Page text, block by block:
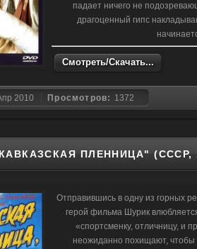
падает ничего не
драгоценный гипс
Смотреть/Скачать...
2010 Просмотров: 1372
ПЛЕННИЦА" (СССР,
Отправившись в одну из горных
герой фильма Шурик
«спортсменку, отличницу, и
неожиданно похищают, чтобы